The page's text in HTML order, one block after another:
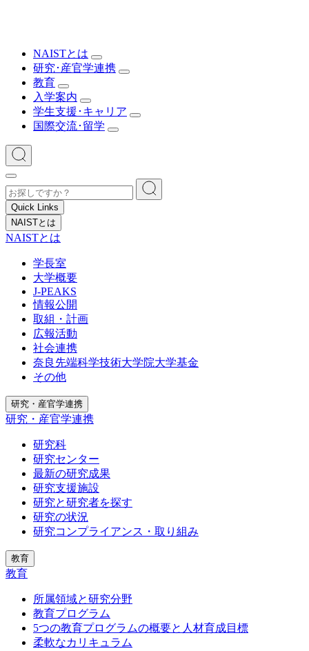
NAISTとは
研究･産官学連携
教育
入学案内
学生支援･キャリア
国際交流･留学
Quick Links
NAISTとは
NAISTとは
学長室
大学概要
J-PEAKS
情報公開
取組・計画
広報活動
社会連携
奈良先端科学技術大学院大学基金
その他
研究・産官学連携
研究・産官学連携
研究科
研究センター
最新の研究成果
研究支援施設
研究と研究者を探す
研究の状況
研究コンプライアンス・取り組み
教育
教育
所属領域と研究分野
教育プログラム
5つの教育プログラムの概要と人材育成目標
柔軟なカリキュラム